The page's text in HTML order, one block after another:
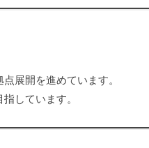
展開を進めています。
しています。